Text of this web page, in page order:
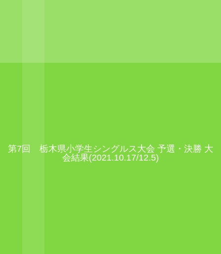
第7回 栃木県小学生シングルス大会 予選・決勝 大
会結果(2021.10.17/12.5)